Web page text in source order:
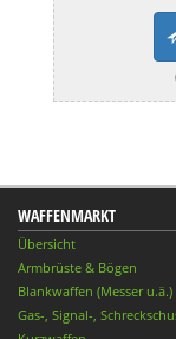
WAFFENMARKT
Übersicht
Armbrüste & Bögen
Blankwaffen (Messer u.ä.)
Gas-, Signal-,